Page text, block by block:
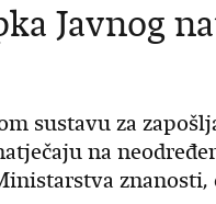
Javnog
sustavu za
na